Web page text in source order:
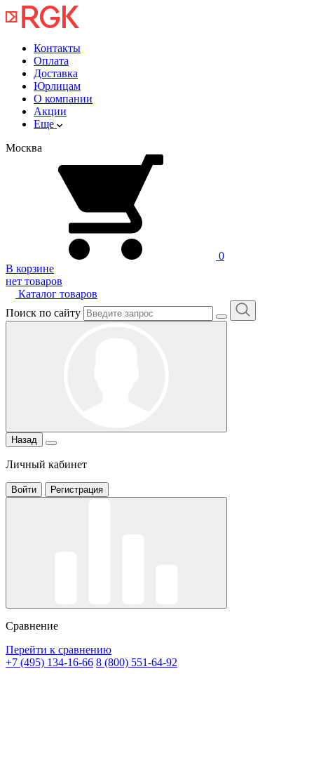
Контакты
Оплата
Доставка
Юрлицам
О компании
Акции
Еще
Москва
0
В корзине
нет товаров
Каталог товаров
Поиск по сайту
Назад
Личный кабинет
Войти Регистрация
Сравнение
Перейти к сравнению
+7 (495) 134-16-66 8 (800) 551-64-92